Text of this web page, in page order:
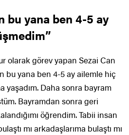
bu yana ben 4-5 ay
olarak görev yapan Sezai Can
bu yana ben 4-5 ay ailemle hiç
yaşadım. Daha sonra bayram
Bayramdan sonra geri
öğrendim. Tabii insan
mı arkadaşlarıma bulaştı mı